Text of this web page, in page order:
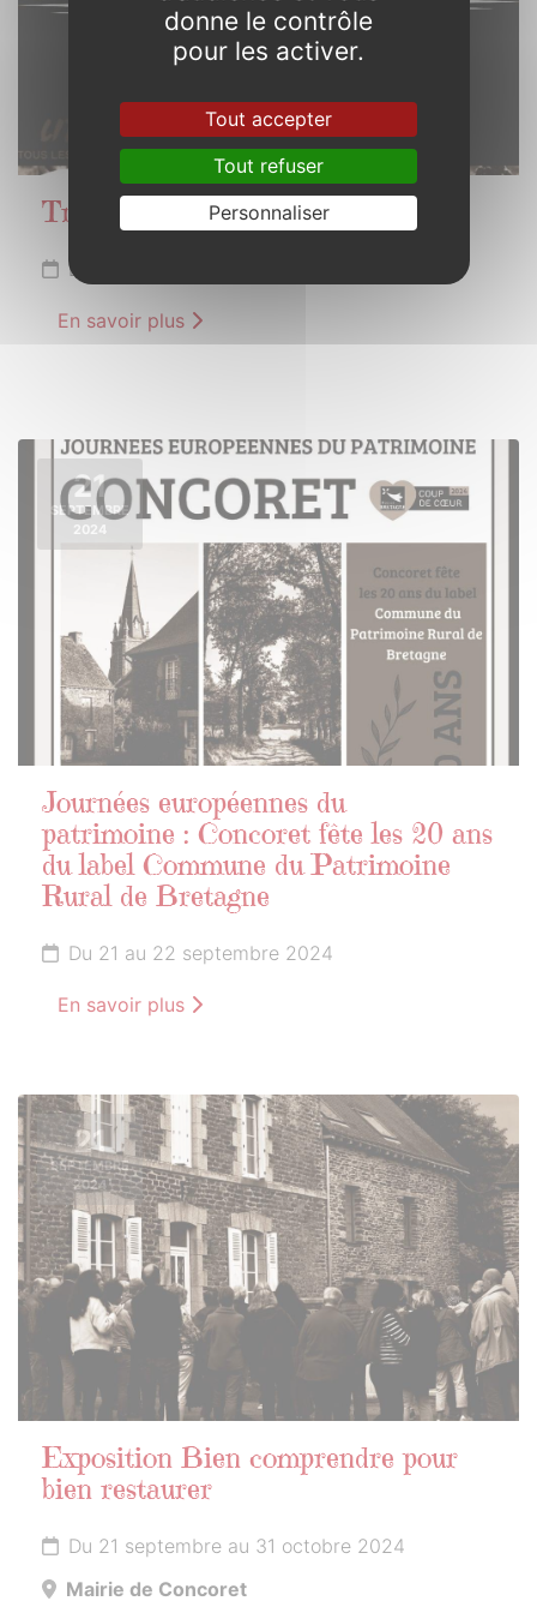
Trophée de Bretagne Motocross
Dimanche 8 septembre 2024
En savoir plus
21
SEPTEMBRE
2024
Journées européennes du
patrimoine : Concoret fête les 20 ans
du label Commune du Patrimoine
Rural de Bretagne
Du 21 au 22 septembre 2024
En savoir plus
21
SEPTEMBRE
2024
Exposition Bien comprendre pour
bien restaurer
Du 21 septembre au 31 octobre 2024
Mairie de Concoret
donne le contrôle
pour les activer.
Tout accepter
Tout refuser
Personnaliser